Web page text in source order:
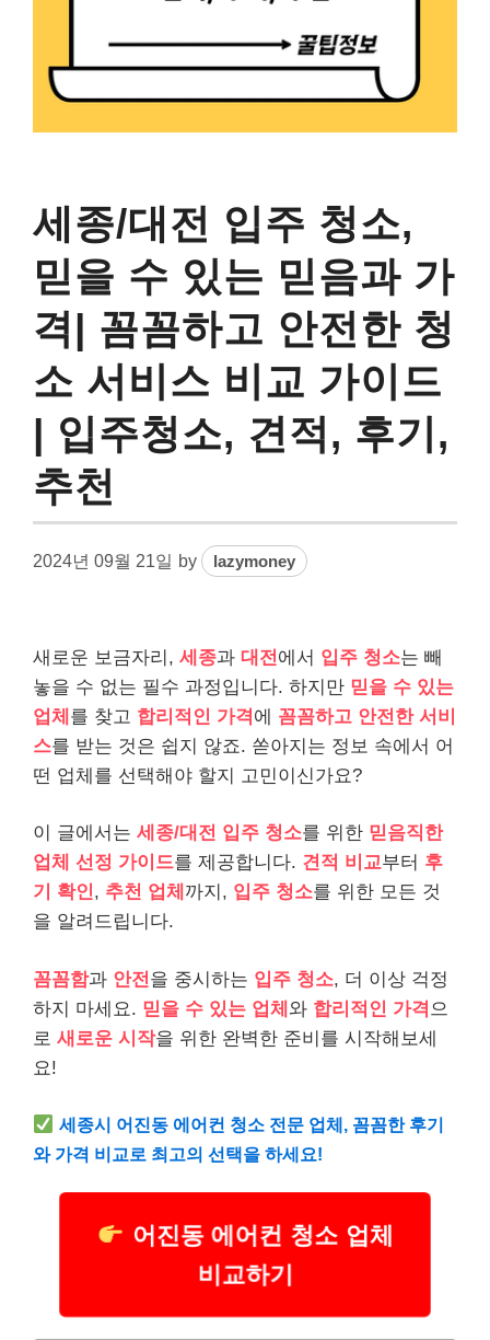
세종/대전 입주 청소,
믿을 수 있는 믿음과 가
격| 꼼꼼하고 안전한 청
소 서비스 비교 가이드
| 입주청소, 견적, 후기,
추천
2024년 09월 21일 by lazymoney
새로운 보금자리, 세종과 대전 에서 입주 청소는 빼
놓을 수 없는 필수 과정입니다. 하지만 믿을 수 있는
업체 를 찾고 합리적인 가격 에 꼼꼼하고 안전한 서비
스를 받는 것은 쉽지 않죠. 쏟아지는 정보 속에서 어
떤 업체를 선택해야 할지 고민이신가요?
이 글에서는 세종/대전 입주 청소를 위한 믿음직한
업체 선정 가이드를 제공합니다. 견적 비교부터 후
기 확인, 추천 업체 까지, 입주 청소를 위한 모든 것
을 알려드립니다.
꼼꼼함과 안전 을 중시하는 입주 청소, 더 이상 걱정
하지 마세요. 믿을 수 있는 업체 와 합리적인 가격 으
로 새로운 시작을 위한 완벽한 준비를 시작해보세
요!
세종시 어진동 에어컨 청소 전문 업체, 꼼꼼한 후기
와 가격 비교로 최고의 선택을 하세요!
어진동 에어컨 청소 업체
비교하기